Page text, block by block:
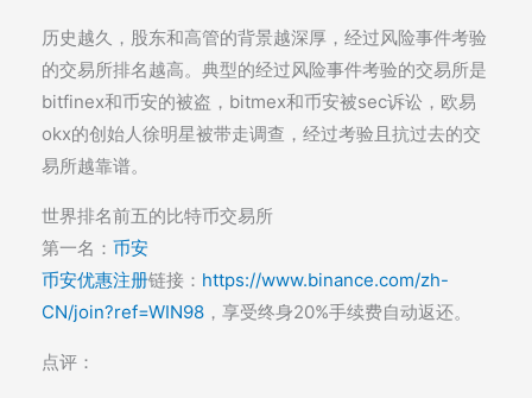
历史越久，股东和高管的背景越深厚，经过风险事件考验
的交易所排名越高。典型的经过风险事件考验的交易所是
bitfinex和币安的被盗，bitmex和币安被sec诉讼，欧易
okx的创始人徐明星被带走调查，经过考验且抗过去的交
易所越靠谱。
世界排名前五的比特币交易所
第一名： 币安
币安优惠注册链接： https://www.binance.com/zh-
CN/join?ref=WIN98 ，享受终身20%手续费自动返还。
点评：